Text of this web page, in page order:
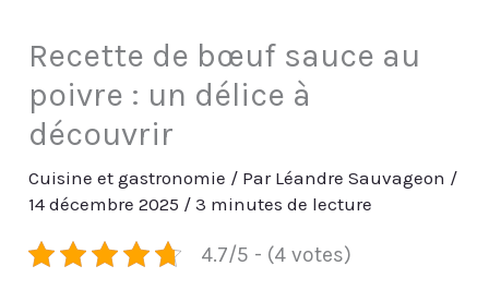
Recette de bœuf sauce au
poivre : un délice à
découvrir
Cuisine et gastronomie / Par Léandre Sauvageon /
14 décembre 2025 /3 minutes de lecture
4.7/5 - (4 votes)